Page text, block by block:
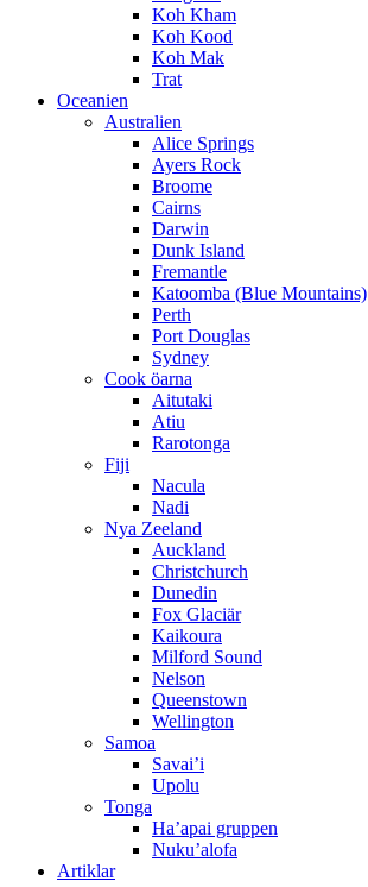
Koh Kham
Koh Kood
Koh Mak
Trat
Oceanien
Australien
Alice Springs
Ayers Rock
Broome
Cairns
Darwin
Dunk Island
Fremantle
Katoomba (Blue Mountains)
Perth
Port Douglas
Sydney
Cook öarna
Aitutaki
Atiu
Rarotonga
Fiji
Nacula
Nadi
Nya Zeeland
Auckland
Christchurch
Dunedin
Fox Glaciär
Kaikoura
Milford Sound
Nelson
Queenstown
Wellington
Samoa
Savai’i
Upolu
Tonga
Ha’apai gruppen
Nuku’alofa
Artiklar